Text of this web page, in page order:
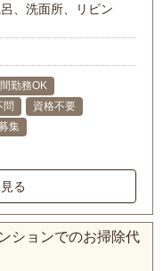
、洗面所、リビン
勤務OK
問
資格不要
集
る
ションでのお掃除代